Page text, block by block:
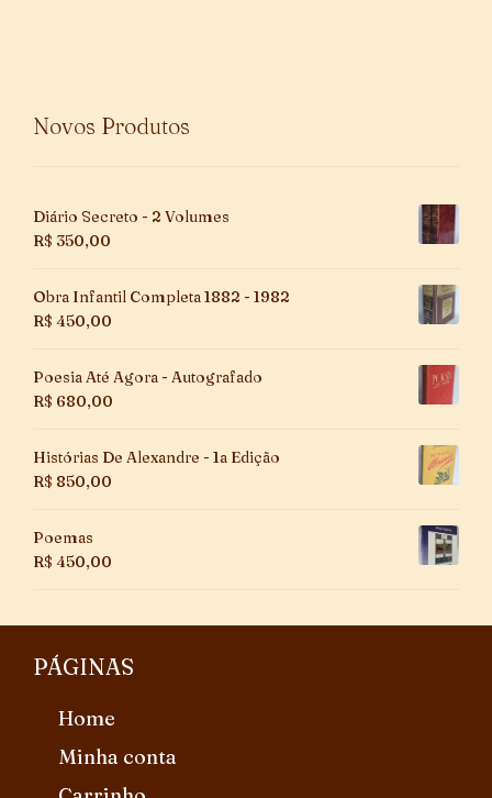
Novos Produtos
Diário Secreto - 2 Volumes
R$ 350,00
Obra Infantil Completa 1882 - 1982
R$ 450,00
Poesia Até Agora - Autografado
R$ 680,00
Histórias De Alexandre - 1a Edição
R$ 850,00
Poemas
R$ 450,00
PÁGINAS
Home
Minha conta